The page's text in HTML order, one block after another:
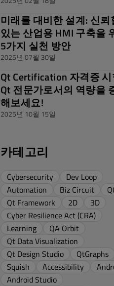
미래를 대비한 설계: 신뢰
있는 산업용 HMI 구축을
5가지 실천 방안
2025년 07월 30일
Qt Certification 자격증
Qt 전문가로서의 역량을
해보세요!
2025년 10월 15일
카테고리
Cybersecurity
Dev Loop
Automation
Biz Circuit
Qt Framework
2D
3D
Cyber Resilience Act (CRA)
Learning
QA Orbit
Qt Data Visualization
Qt Design Studio
QtGraphs
Squish
Accessibility
Android Studio